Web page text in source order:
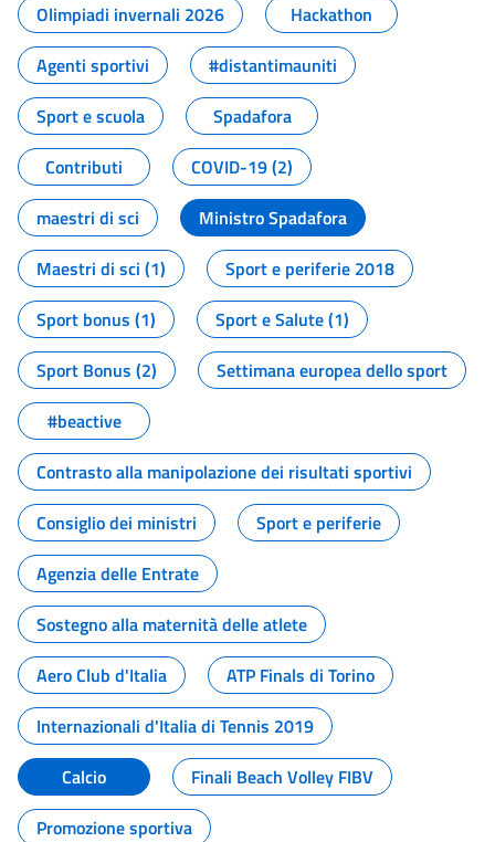
Olimpiadi invernali 2026
Hackathon
Agenti sportivi
#distantimauniti
Sport e scuola
Spadafora
Contributi
COVID-19 (2)
maestri di sci
Ministro Spadafora
Maestri di sci (1)
Sport e periferie 2018
Sport bonus (1)
Sport e Salute (1)
Sport Bonus (2)
Settimana europea dello sport
#beactive
Contrasto alla manipolazione dei risultati sportivi
Consiglio dei ministri
Sport e periferie
Agenzia delle Entrate
Sostegno alla maternità delle atlete
Aero Club d'Italia
ATP Finals di Torino
Internazionali d'Italia di Tennis 2019
Calcio
Finali Beach Volley FIBV
Promozione sportiva